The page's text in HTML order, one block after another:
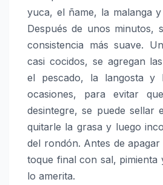
yuca, el ñame, la malanga
Después de unos minutos,
consistencia más suave.
casi cocidos, se agregan las
el pescado, la langosta y
ocasiones, para evitar
desintegre, se puede sellar
quitarle la grasa y luego
del rondón. Antes de
toque final con sal, pimienta
lo amerita.